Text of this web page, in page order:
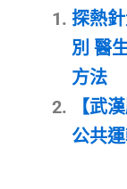
探熱
別 醫
方法
【武
公共